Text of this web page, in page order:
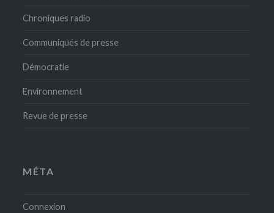
Chroniques radio
Communiqués de presse
Démocratie
Environnement
Revue de presse
MÉTA
Connexion